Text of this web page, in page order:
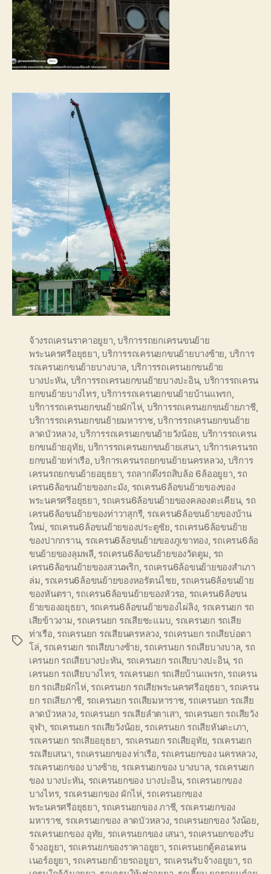
Tags
จ้างรถเครนราคาอยูยา ,บริการรถยกเครนขนย้าย
พระนครศรีอยุธยา ,บริการรถเครนยกขนย้ายบางซ้าย บริการ
รถเครนยกขนย้ายบางบาล บริการรถเครนยกขนย้าย
บางปะหัน บริการรถเครนยกขนย้ายบางปะอิน, บริการรถเครน
ยกขนย้ายบางไทร,บริการรถเครนยกขนย้ายบ้านแพรก
บริการรถเครนยกขนย้ายผักไห่ บริการรถเครนยกขนย้ายภาชี,
บริการรถเครนยกขนย้ายมหาราช,บริการรถเครนยกขนย้าย
ลาดบัวหลวง,บริการรถเครนยกขนย้ายวังน้อย บริการรถเครน
ยกขนย้ายอุทัย บริการรถเครนยกขนย้ายเสนา บริการเครนรถ
ยกขนย้ายท่าเรือ ,บริการเครนรถยกขนย้ายนครหลวง บริการ
เครนรถยกขนย้ายอยุธยา รถลากดึงรถสิบล้อ 6ล้ออยูยา รถ
เครน6ล้อขนย้ายของกะมัง รถเครน6ล้อขนย้ายของของ
พระนครศรีอยุธยา รถเครน6ล้อขนย้ายของคลองตะเคียน, รถ
เครน6ล้อขนย้ายของท่าวาสุกรี, รถเครน6ล้อขนย้ายของบ้าน
ใหม่ รถเครน6ล้อขนย้ายของประตูชัย รถเครน6ล้อขนย้าย
ของปากกราน, รถเครน6ล้อขนย้ายของภูเขาทอง, รถเครน6ล้อ
ขนย้ายของลุมพลี รถเครน6ล้อขนย้ายของวัดตูม รถ
เครน6ล้อขนย้ายของสวนพริก รถเครน6ล้อขนย้ายของสำเภา
ล่ม รถเครน6ล้อขนย้ายของหอรัตนไชย รถเครน6ล้อขนย้าย
ของหันตรา รถเครน6ล้อขนย้ายของหัวรอ รถเครน6ล้อขน
ย้ายของอยุธยา รถเครน6ล้อขนย้ายของไผ่ลิง, รถเครนยก รถ
เสียข้าวงาม รถเครนยก รถเสียชะแมบ รถเครนยก รถเสีย
ท่าเรือ รถเครนยก รถเสียนครหลวง, รถเครนยก รถเสียบ่อตา
โล่ รถเครนยก รถเสียบางซ้าย รถเครนยก รถเสียบางบาล รถ
เครนยก รถเสียบางปะหัน รถเครนยก รถเสียบางปะอิน, รถ
เครนยก รถเสียบางไทร, รถเครนยก รถเสียบ้านแพรก รถเครน
ยก รถเสียผักไห่ รถเครนยก รถเสียพระนครศรีอยุธยา รถเครน
ยก รถเสียภาชี รถเครนยก รถเสียมหาราช, รถเครนยก รถเสีย
ลาดบัวหลวง, รถเครนยก รถเสียลำตาเสา รถเครนยก รถเสียวัง
จุฬา รถเครนยก รถเสียวังน้อย รถเครนยก รถเสียหันตะเภา
รถเครนยก รถเสียอยุธยา รถเครนยก รถเสียอุทัย รถเครนยก
รถเสียเสนา รถเครนยกของ ท่าเรือ รถเครนยกของ นครหลวง,
รถเครนยกของ บางซ้าย รถเครนยกของ บางบาล รถเครนยก
ของ บางปะหัน รถเครนยกของ บางปะอิน, รถเครนยกของ
บางไทร, รถเครนยกของ ผักไห่ รถเครนยกของ
พระนครศรีอยุธยา รถเครนยกของ ภาชี, รถเครนยกของ
มหาราช, รถเครนยกของ ลาดบัวหลวง, รถเครนยกของ วังน้อย
รถเครนยกของ อุทัย รถเครนยกของ เสนา รถเครนยกของรับ
จ้างอยูยา รถเครนยกของราคาอยูยา รถเครนยกตู้คอนเทน
เนอร์อยูยา รถเครนยกย้ายรถอยูยา รถเครนรับจ้างอยูยา รถ